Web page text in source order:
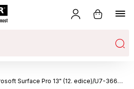
Microsoft Surface Pro 13" (12. edice)/U7-366H/13"/2880x1920/T/64GB/1TB/Intel int/W11P/Platinum/2R